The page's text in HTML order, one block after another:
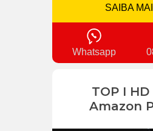
SAIBA
Whatsapp
TOP I
Amazon